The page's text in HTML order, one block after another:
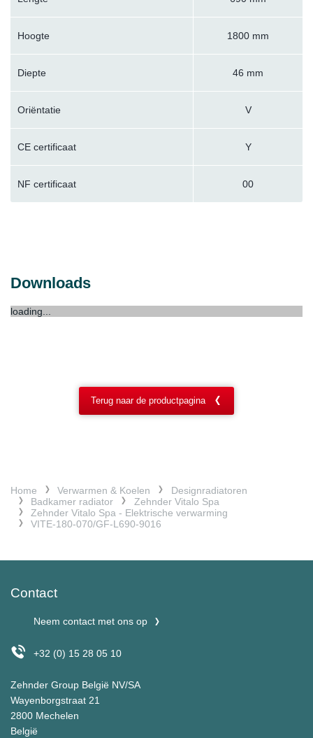
Hoogte 1800 mm
Diepte 46 mm
Oriëntatie V
CE certificaat Y
NF certificaat 00
Downloads
loading...
Terug naar de productpagina
Home Verwarmen & Koelen
Designradiatoren
Badkamer radiator
Zehnder Vitalo Spa
Zehnder Vitalo Spa - Elektrische verwarming
VITE-180-070/GF-L690-9016
Contact
Neem contact met ons op
+32 (0) 15 28 05 10
Zehnder Group België NV/SA
Wayenborgstraat 21
2800 Mechelen
België